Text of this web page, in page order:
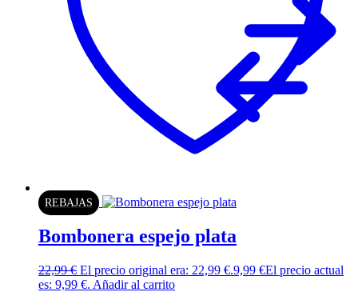
REBAJAS
Bombonera espejo plata
22,99€ El precio original era: 22,99 €.9,99 €El precio actual
es: 9,99 €. Añadir al carrito